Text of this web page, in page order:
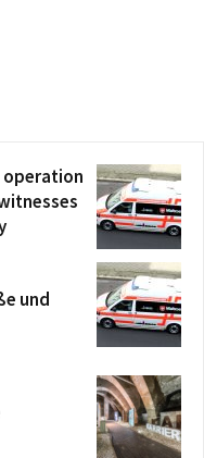
operation
und